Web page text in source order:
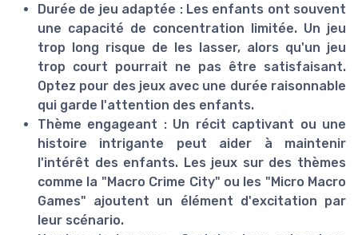
Durée de jeu adaptée :Les enfants ont souvent
une capacité de concentration limitée. Un jeu
trop long risque de les lasser, alors qu'un jeu
trop court pourrait ne pas être satisfaisant.
Optez pour des jeux avec une durée raisonnable
qui garde l'attention des enfants.
Thème engageant :Un récit captivant ou une
histoire intrigante peut aider à maintenir
l'intérêt des enfants. Les jeux sur des thèmes
comme la "Macro Crime City" ou les "Micro Macro
Games" ajoutent un élément d'excitation par
leur scénario.